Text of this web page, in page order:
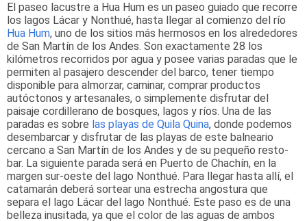
El paseo lacustre a Hua Hum es un paseo guiado que recorre
los lagos Lácar y Nonthué, hasta llegar al comienzo del río
Hua Hum, uno de los sitios más hermosos en los alrededores
de San Martín de los Andes. Son exactamente 28 los
kilómetros recorridos por agua y posee varias paradas que le
permiten al pasajero descender del barco, tener tiempo
disponible para almorzar, caminar, comprar productos
autóctonos y artesanales, o simplemente disfrutar del
paisaje cordillerano de bosques, lagos y ríos. Una de las
paradas es sobre las playas de Quila Quina, donde podemos
desembarcar y disfrutar de las playas de este balneario
cercano a San Martín de los Andes y de su pequeño resto-
bar. La siguiente parada será en Puerto de Chachín, en la
margen sur-oeste del lago Nonthué. Para llegar hasta allí, el
catamarán deberá sortear una estrecha angostura que
separa el lago Lácar del lago Nonthué. Este paso es de una
belleza inusitada, ya que el color de las aguas de ambos